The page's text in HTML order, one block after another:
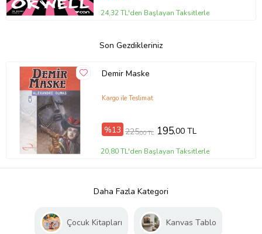
24,32 TL'den Başlayan Taksitlerle
Son Gezdikleriniz
Demir Maske
Kargo ile Teslimat
%13 225,00 TL 195,00 TL
20,80 TL'den Başlayan Taksitlerle
Daha Fazla Kategori
Çocuk Kitapları Kanvas Tablo